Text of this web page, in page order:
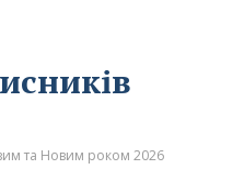
та Новим роком 2026